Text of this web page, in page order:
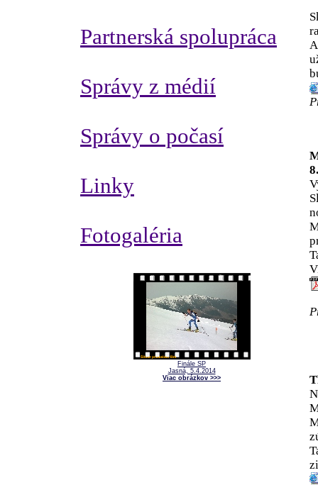
Partnerská spolupráca
Správy z médií
Správy o počasí
Linky
Fotogaléria
Finále SP
Jasná, 5.4.2014
Viac obrázkov >>>